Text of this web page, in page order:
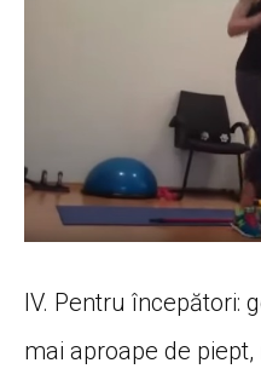
IV. Pentru începători:
mai aproape de